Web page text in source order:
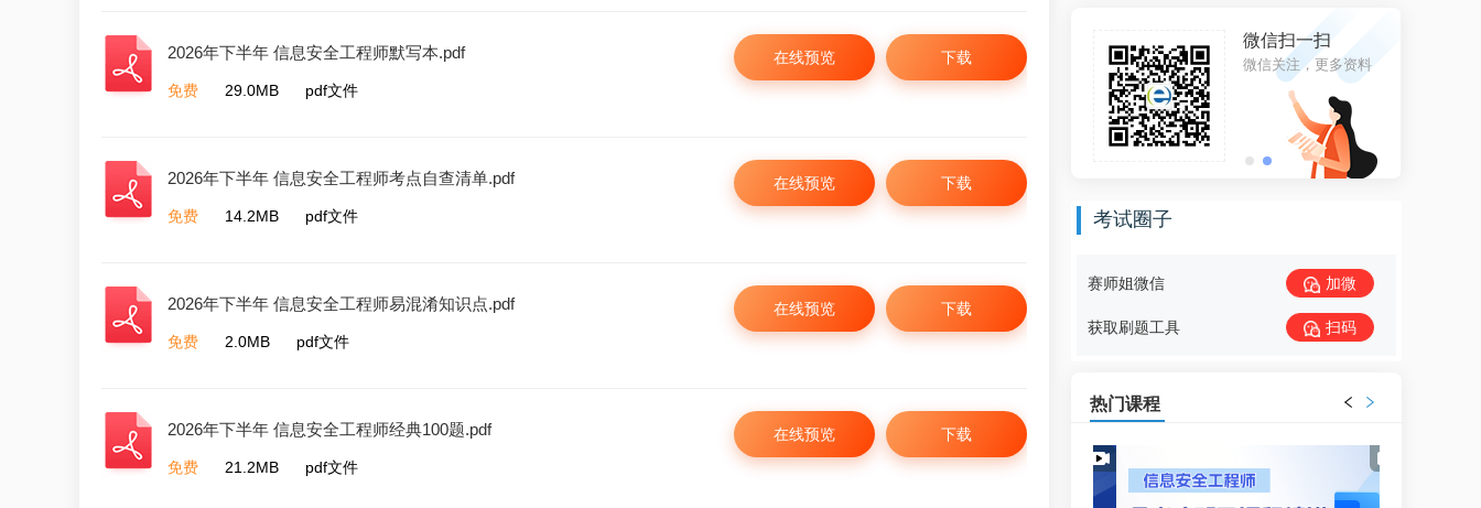
2026年下半年 信息安全工程师默写本.pdf
免费 29.0MB pdf文件
下载
在线预览
2026年下半年 信息安全工程师考点自查清单.pdf
免费 14.2MB pdf文件
下载
在线预览
2026年下半年 信息安全工程师易混淆知识点.pdf
免费 2.0MB pdf文件
下载
在线预览
2026年下半年 信息安全工程师经典100题.pdf
免费 21.2MB pdf文件
下载
在线预览
微信扫一扫
微信关注，更多资料
手机扫一扫
资料下载，随身携带
微信扫一扫
微信关注，更多资料
考试圈子
赛师姐微信 加微
获取刷题工具 扫码
热门课程